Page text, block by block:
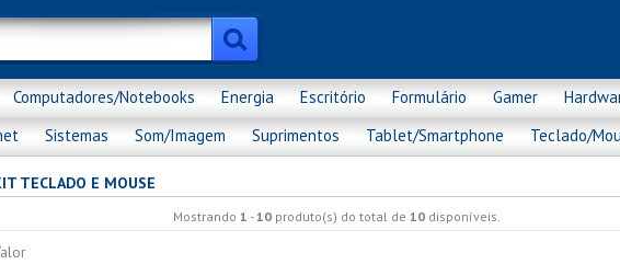
Computadores/Notebooks Energia Escritório Formulário Gamer
Sistemas Som/Imagem Suprimentos Tablet/Smartphone Teclado/
TECLADO E MOUSE
Mostrando 1 - 10produto(s) do total de 10disponíveis.